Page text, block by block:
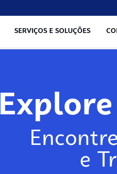
SERVIÇOS E SOLUÇÕES
Explore
e